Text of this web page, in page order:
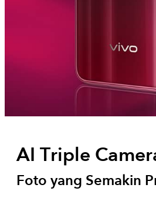
AI Triple
Foto yang Semakin